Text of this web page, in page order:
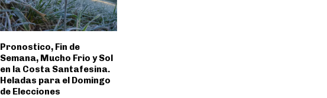
Pronostico, Fin de
Semana, Mucho Frio y Sol
en la Costa Santafesina.
Heladas para el Domingo
de Elecciones